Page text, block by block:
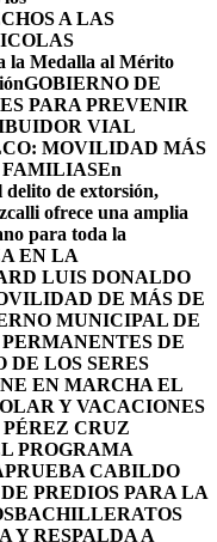
A LAS
la Medalla al Mérito
GOBIERNO DE
PARA PREVENIR
VIAL
MOVILIDAD MÁS
FAMILIASEn
de extorsión,
ofrece una amplia
para toda la
EN LA
LUIS DONALDO
DE MÁS DE
MUNICIPAL DE
DE
LOS SERES
EN MARCHA EL
Y VACACIONES
CRUZ
PROGRAMA
CABILDO
PREDIOS PARA LA
Y RESPALDA A